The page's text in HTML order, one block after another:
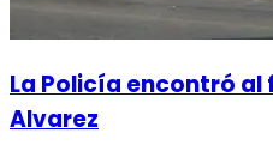
La Policía encontró al
Alvarez